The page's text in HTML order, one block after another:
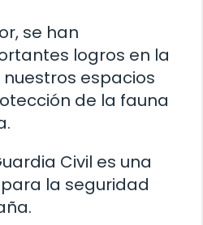
se han
logros en la
espacios
de la fauna
Civil es una
la seguridad